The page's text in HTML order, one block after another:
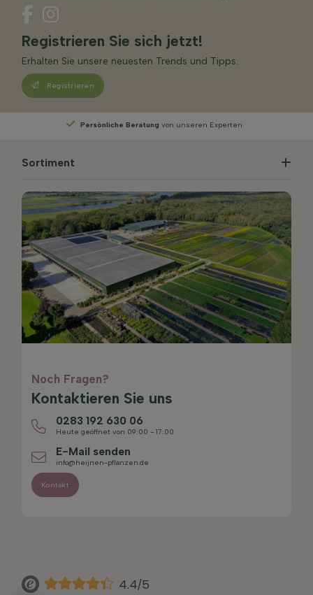
Registrieren Sie sich jetzt!
Erhalten Sie unsere neuesten Trends und Tipps.
Registrieren
Persönliche Beratung von unseren Experten
Sortiment
Noch Fragen?
Kontaktieren Sie uns
0283 192 630 06
Heute geöffnet von 09:00 - 17:00
E-Mail senden
info@heijnen-pflanzen.de
Kontakt
4.4/5